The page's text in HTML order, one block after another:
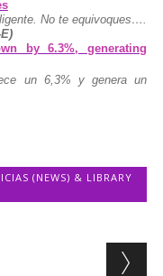
No te equivoques….
by 6.3%, generating
un 6,3% y genera un
(NEWS) & LIBRARY